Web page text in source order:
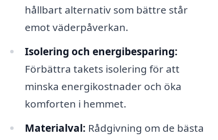
hållbart alternativ som bättre står
emot väderpåverkan.
Isolering och energibesparing:
Förbättra takets isolering för att
minska energikostnader och öka
komforten i hemmet.
Materialval: Rådgivning om de bästa